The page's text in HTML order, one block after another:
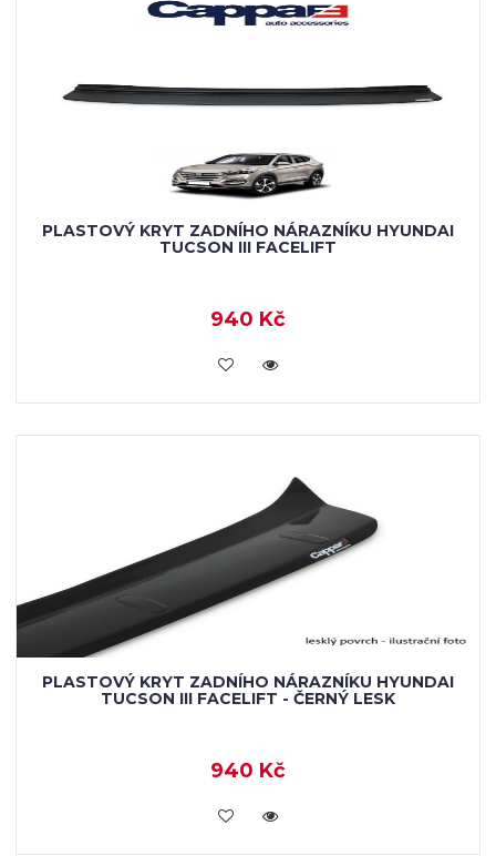
PLASTOVÝ KRYT ZADNÍHO NÁRAZNÍKU HYUNDAI
TUCSON III FACELIFT
940 Kč
KOUPIT
PLASTOVÝ KRYT ZADNÍHO NÁRAZNÍKU HYUNDAI
TUCSON III FACELIFT - ČERNÝ LESK
940 Kč
KOUPIT